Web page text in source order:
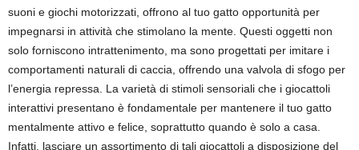
suoni e giochi motorizzati, offrono al tuo gatto opportunità per
impegnarsi in attività che stimolano la mente. Questi oggetti non
solo forniscono intrattenimento, ma sono progettati per imitare i
comportamenti naturali di caccia, offrendo una valvola di sfogo per
l’energia repressa. La varietà di stimoli sensoriali che i giocattoli
interattivi presentano è fondamentale per mantenere il tuo gatto
mentalmente attivo e felice, soprattutto quando è solo a casa.
Infatti, lasciare un assortimento di tali giocattoli a disposizione del